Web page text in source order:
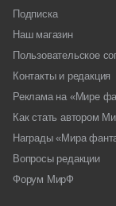
Подписка
Наш магазин
Пользовательское
Контакты и редакция
Реклама на «Мире
Как стать автором
Награды «Мира
Вопросы редакции
Форум МирФ